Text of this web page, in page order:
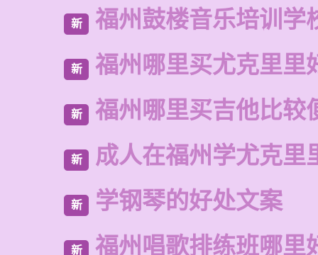
新 福州鼓楼音乐培训学
新 福州哪里买尤克里里
新 福州哪里买吉他比较
新 成人在福州学尤克里
新 学钢琴的好处文案
新 福州唱歌排练班哪里